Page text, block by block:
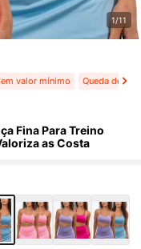
1/11
valor mínimo Queda de
Fina Para Treino
as Costa